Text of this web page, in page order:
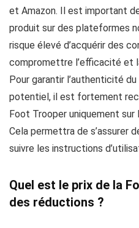
et Amazon. Il est important
produit sur des plateformes
risque élevé d’acquérir des
compromettre l’efficacité et
Pour garantir l’authenticité
potentiel, il est fortement
Foot Trooper uniquement
Cela permettra de s’assurer
suivre les instructions
Quel est le prix de la
des réductions ?